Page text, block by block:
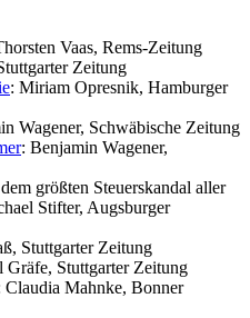
Vaas, Rems-Zeitung
Zeitung
: Miriam Opresnik, Hamburger
Wagener, Schwäbische Zeitung
: Benjamin Wagener,
größten Steuerskandal aller
Stifter, Augsburger
Stuttgarter Zeitung
Gräfe, Stuttgarter Zeitung
Claudia Mahnke, Bonner